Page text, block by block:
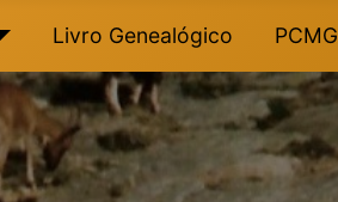
Livro Genealógico PCMG